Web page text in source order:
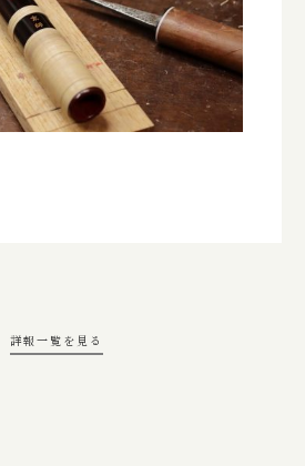
詳報一覧を見る